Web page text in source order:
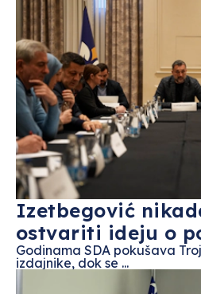
Izetbegović
ostvariti ideju o
Godinama SDA pokušava
izdajnike, dok se ...